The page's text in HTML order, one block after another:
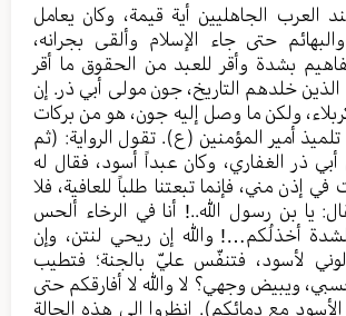
العرب الجاهليين أية قيمة، وكان يعامل
حتى جاء الإسلام وألقى بجرانه،
بشدة وأقر للعبد من الحقوق ما أقر
الذين خلدهم التاريخ، جون مولى أبي ذر. إن
ولكن ما وصل إليه جون، هو من بركات
تلميذ أمير المؤمنين (ع). تقول الرواية: (ثم
ذر الغفاري، وكان عبداً أسود، فقال له
إذن مني، فإنما تبعتنا طلباً للعافية، فلا
يا بن رسول الله..! أنا في الرخاء ألحس
أخذلُكم…! والله إن ريحي لنتن، وإن
لأسود، فتنفّس عليّ بالجنة؛ فتطيب
ويبيض وجهي؟ لا والله لا أفارقكم حتى
مع دمائكم). انظروا إلى هذه الحالة